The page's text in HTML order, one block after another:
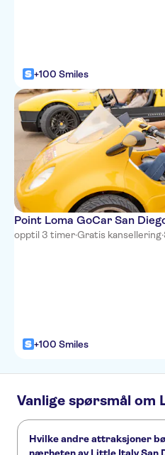
+100 Smiles
Point Loma GoCar San
opptil 3 timer·Gratis kansellering·
+100 Smiles
Vanlige spørsmål om
Hvilke andre attraksjoner